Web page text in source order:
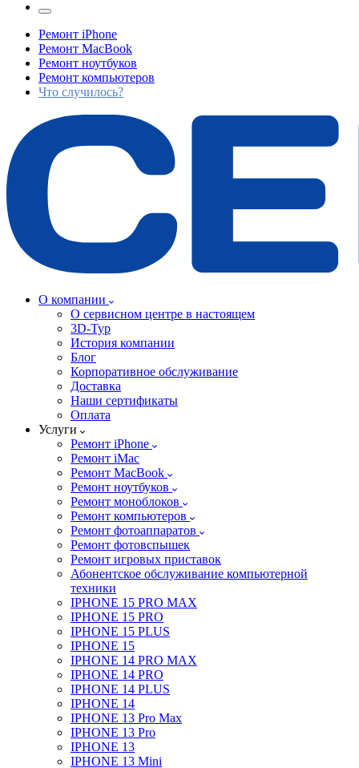
Ремонт iPhone
Ремонт MacBook
Ремонт ноутбуков
Ремонт компьютеров
Что случилось?
О компании
О сервисном центре в настоящем
3D-Тур
История компании
Блог
Корпоративное обслуживание
Доставка
Наши сертификаты
Оплата
Услуги
Ремонт iPhone
Ремонт iMac
Ремонт MacBook
Ремонт ноутбуков
Ремонт моноблоков
Ремонт компьютеров
Ремонт фотоаппаратов
Ремонт фотовспышек
Ремонт игровых приставок
Абонентское обслуживание компьютерной
техники
IPHONE 15 PRO MAX
IPHONE 15 PRO
IPHONE 15 PLUS
IPHONE 15
IPHONE 14 PRO MAX
IPHONE 14 PRO
IPHONE 14 PLUS
IPHONE 14
IPHONE 13 Pro Max
IPHONE 13 Pro
IPHONE 13
IPHONE 13 Mini